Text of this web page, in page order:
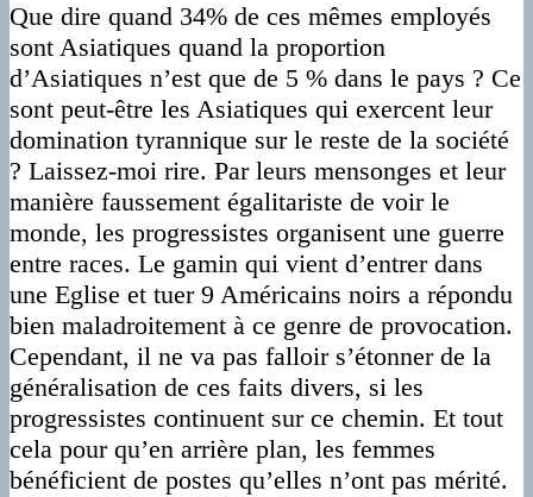
Que dire quand 34% de ces mêmes employés
sont Asiatiques quand la proportion
d’Asiatiques n’est que de 5 % dans le pays ? Ce
sont peut-être les Asiatiques qui exercent leur
domination tyrannique sur le reste de la société
? Laissez-moi rire. Par leurs mensonges et leur
manière faussement égalitariste de voir le
monde, les progressistes organisent une guerre
entre races. Le gamin qui vient d’entrer dans
une Eglise et tuer 9 Américains noirs a répondu
bien maladroitement à ce genre de provocation.
Cependant, il ne va pas falloir s’étonner de la
généralisation de ces faits divers, si les
progressistes continuent sur ce chemin. Et tout
cela pour qu’en arrière plan, les femmes
bénéficient de postes qu’elles n’ont pas mérité.